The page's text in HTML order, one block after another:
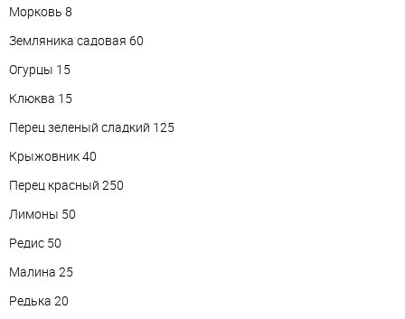
Морковь 8
Земляника садовая 60
Огурцы 15
Клюква 15
Перец зеленый сладкий 125
Крыжовник 40
Перец красный 250
Лимоны 50
Редис 50
Малина 25
Редька 20